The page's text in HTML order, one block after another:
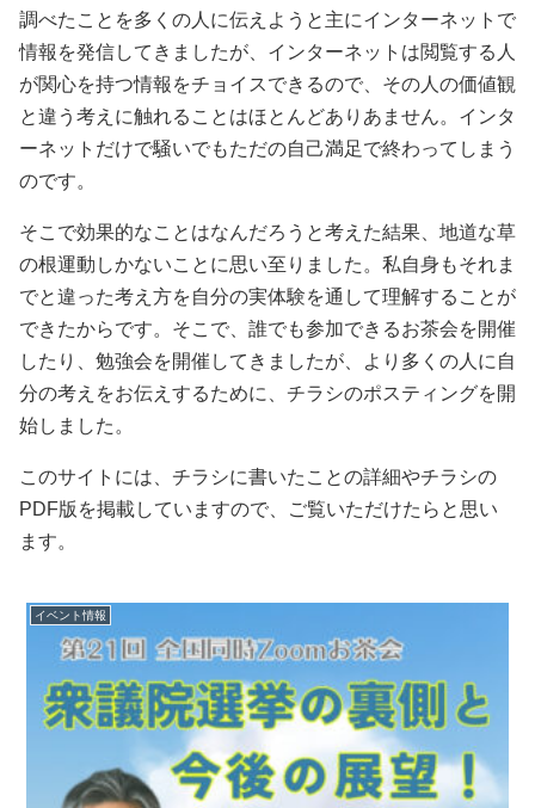
調べたことを多くの人に伝えようと主にインターネットで
情報を発信してきましたが、インターネットは閲覧する人
が関心を持つ情報をチョイスできるので、その人の価値観
と違う考えに触れることはほとんどありあません。インタ
ーネットだけで騒いでもただの自己満足で終わってしまう
のです。
そこで効果的なことはなんだろうと考えた結果、地道な草
の根運動しかないことに思い至りました。私自身もそれま
でと違った考え方を自分の実体験を通して理解することが
できたからです。そこで、誰でも参加できるお茶会を開催
したり、勉強会を開催してきましたが、より多くの人に自
分の考えをお伝えするために、チラシのポスティングを開
始しました。
このサイトには、チラシに書いたことの詳細やチラシの
PDF版を掲載していますので、ご覧いただけたらと思い
ます。
イベント情報